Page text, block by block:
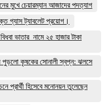
মুখে চেয়ারম্যান আজাদের পদত্যাগ
গ্যাস ট্যাবলেট প্রয়োগ।
ভাতার নামে ২৫ হাজার টাকা
পুড়লো কৃষকের সোনালী স্বপ্ন: ঝলসে
প্রার্থী হিসেবে মনোনয়ন তুলেছেন